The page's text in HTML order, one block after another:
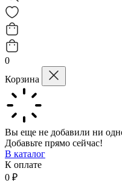
0
Корзина
Вы еще не добавили ни
Добавьте прямо сейчас!
В каталог
К оплате
0 ₽